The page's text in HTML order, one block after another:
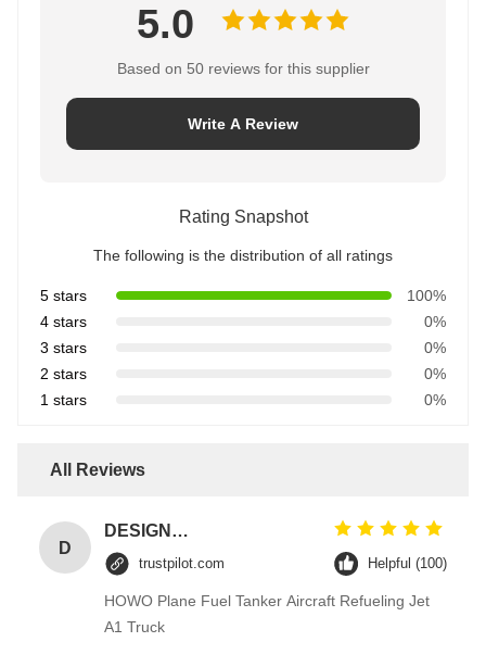
5.0
Based on 50 reviews for this supplier
Write A Review
Rating Snapshot
The following is the distribution of all ratings
5 stars
100%
4 stars
0%
3 stars
0%
2 stars
0%
1 stars
0%
All Reviews
D
DESIGNER CODE
trustpilot.com Helpful (100)
HOWO Plane Fuel Tanker Aircraft Refueling Jet
A1 Truck